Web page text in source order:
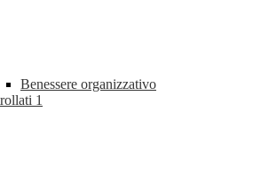
Benessere organizzativo
1